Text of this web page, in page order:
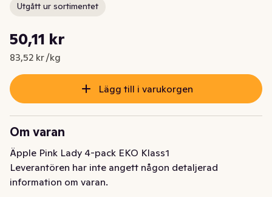
Utgått ur sortimentet
Nuvarande pris är: 50,11 kr
50,11 kr
83,52 kr /kg
Styckpris: 83,52 kr /kg
Lägg till i varukorgen
Om varan
Äpple Pink Lady 4-pack EKO Klass1
Leverantören har inte angett någon detaljerad
information om varan.